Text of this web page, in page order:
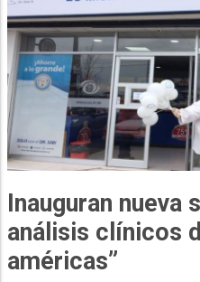
Inauguran nueva
análisis clínicos
américas”